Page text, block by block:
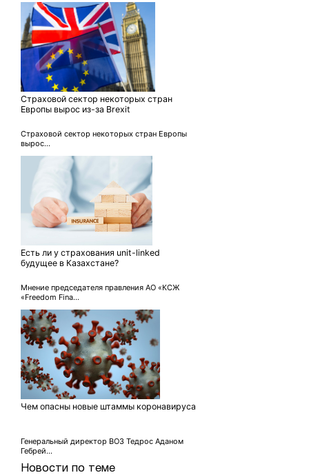
Новости по теме
Страховой сектор некоторых стран
Европы вырос из-за Brexit
Страховой сектор некоторых стран Европы
вырос...
Есть ли у страхования unit-linked
будущее в Казахстане?
Мнение председателя правления АО «КСЖ
«Freedom Fina...
Чем опасны новые штаммы коронавируса
Генеральный директор ВОЗ Тедрос Аданом
Гебрей...